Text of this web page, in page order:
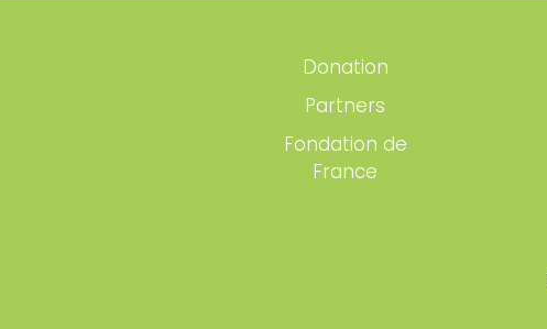
Donation
Partners
Fondation de
France